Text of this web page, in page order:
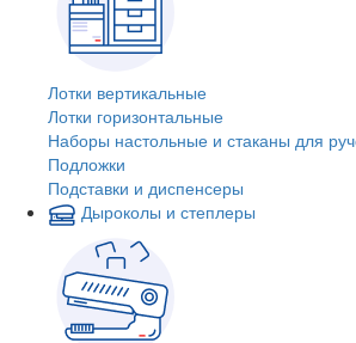
Лотки вертикальные
Лотки горизонтальные
Наборы настольные и стаканы для
Подложки
Подставки и диспенсеры
Дыроколы и степлеры